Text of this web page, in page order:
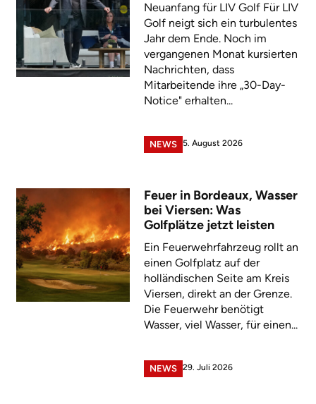
Neuanfang für LIV Golf Für LIV
Golf neigt sich ein turbulentes
Jahr dem Ende. Noch im
vergangenen Monat kursierten
Nachrichten, dass
Mitarbeitende ihre „30-Day-
Notice" erhalten...
NEWS 5. August 2026
Feuer in Bordeaux, Wasser
bei Viersen: Was
Golfplätze jetzt leisten
Ein Feuerwehrfahrzeug rollt an
einen Golfplatz auf der
holländischen Seite am Kreis
Viersen, direkt an der Grenze.
Die Feuerwehr benötigt
Wasser, viel Wasser, für einen...
NEWS 29. Juli 2026